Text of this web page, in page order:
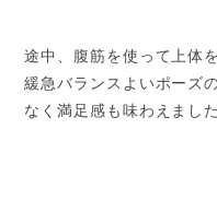
途中、腹筋を使って上体
緩急バランスよいポーズ
なく満足感も味わえました